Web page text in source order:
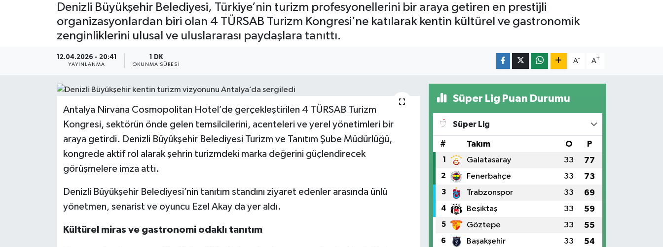
Denizli Büyükşehir Belediyesi, Türkiye’nin turizm profesyonellerini bir araya getiren en prestijli
organizasyonlardan biri olan 4 TÜRSAB Turizm Kongresi’ne katılarak kentin kültürel ve gastronomik
zenginliklerini ulusal ve uluslararası paydaşlara tanıttı.
12.04.2026 - 20:41
YAYINLANMA
1 DK
OKUNMA SÜRESI
A- A+
Antalya Nirvana Cosmopolitan Hotel’de gerçekleştirilen 4 TÜRSAB Turizm
Kongresi, sektörün önde gelen temsilcilerini, acenteleri ve yerel yönetimleri bir
araya getirdi. Denizli Büyükşehir Belediyesi Turizm ve Tanıtım Şube Müdürlüğü,
kongrede aktif rol alarak şehrin turizmdeki marka değerini güçlendirecek
görüşmelere imza attı.
Denizli Büyükşehir Belediyesi’nin tanıtım standını ziyaret edenler arasında ünlü
yönetmen, senarist ve oyuncu Ezel Akay da yer aldı.
Kültürel miras ve gastronomi odaklı tanıtım
Süper Lig Puan Durumu
Süper Lig
# Takım O P
1 Galatasaray 33 77
2 Fenerbahçe 33 73
3 Trabzonspor 33 69
4 Beşiktaş 33 59
5 Göztepe 33 55
6 Başakşehir 33 54